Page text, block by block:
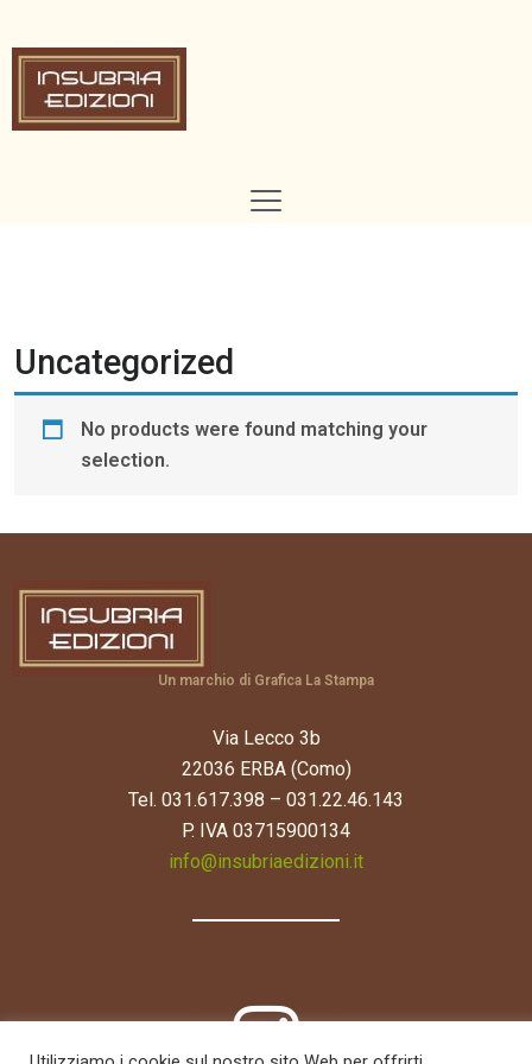
Uncategorized
No products were found matching your
selection.
Un marchio di Grafica La Stampa
Via Lecco 3b
22036 ERBA (Como)
Tel. 031.617.398 – 031.22.46.143
P. IVA 03715900134
info@insubriaedizioni.it